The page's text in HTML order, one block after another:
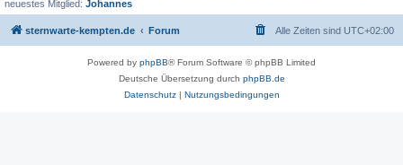
neuestes Mitglied: Johannes
sternwarte-kempten.de Forum Alle Zeiten sind UTC+02:00
Powered by phpBB® Forum Software © phpBB Limited
Deutsche Übersetzung durch phpBB.de
Datenschutz| Nutzungsbedingungen